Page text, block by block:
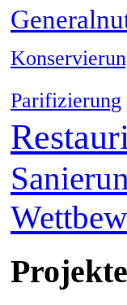
Parifizierung
Projekte